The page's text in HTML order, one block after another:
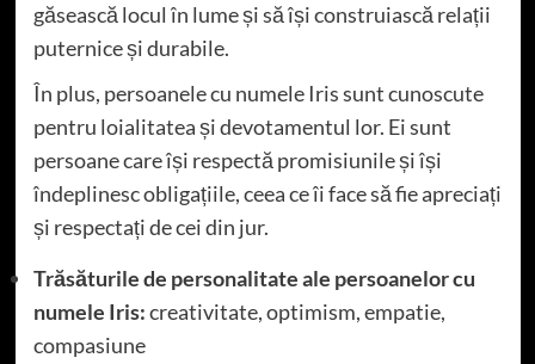
găsească locul în lume și să își construiască relații
puternice și durabile.
În plus, persoanele cu numele Iris sunt cunoscute
pentru loialitatea și devotamentul lor. Ei sunt
persoane care își respectă promisiunile și își
îndeplinesc obligațiile, ceea ce îi face să fie apreciați
și respectați de cei din jur.
Trăsăturile de personalitate ale persoanelor cu
numele Iris:creativitate, optimism, empatie,
compasiune